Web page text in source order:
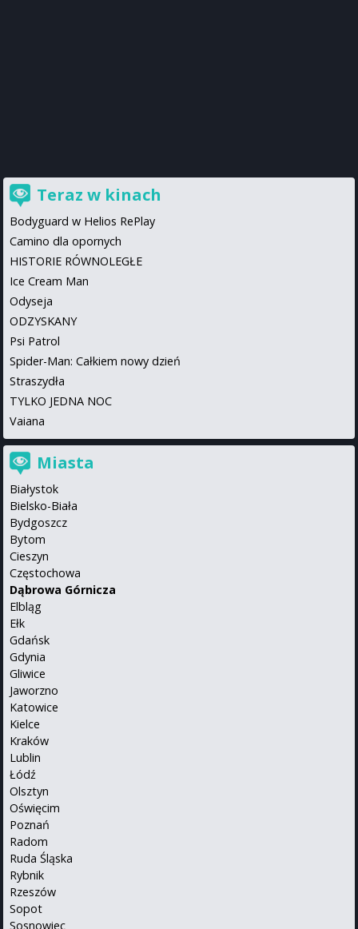
Teraz w kinach
Bodyguard w Helios RePlay
Camino dla opornych
HISTORIE RÓWNOLEGŁE
Ice Cream Man
Odyseja
ODZYSKANY
Psi Patrol
Spider-Man: Całkiem nowy dzień
Straszydła
TYLKO JEDNA NOC
Vaiana
Miasta
Białystok
Bielsko-Biała
Bydgoszcz
Bytom
Cieszyn
Częstochowa
Dąbrowa Górnicza
Elbląg
Ełk
Gdańsk
Gdynia
Gliwice
Jaworzno
Katowice
Kielce
Kraków
Lublin
Łódź
Olsztyn
Oświęcim
Poznań
Radom
Ruda Śląska
Rybnik
Rzeszów
Sopot
Sosnowiec